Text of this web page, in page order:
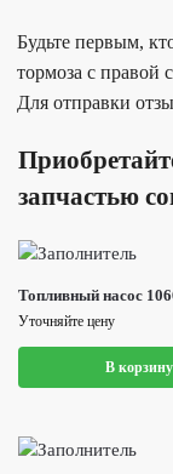
Будьте первым,
тормоза с
Для отправки
запчастью
Топливный насос
Уточняйте цену
В корзину